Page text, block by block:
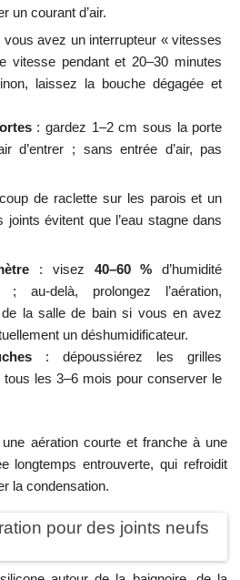
un courant d’air.
vous avez un interrupteur « vitesses
vitesse pendant et 20–30 minutes
laissez la bouche dégagée et
: gardez 1–2 cm sous la porte
d’entrer ; sans entrée d’air, pas
de raclette sur les parois et un
joints évitent que l’eau stagne dans
: visez 40–60 % d’humidité
au-delà, prolongez l’aération,
la salle de bain si vous en avez
un déshumidificateur.
: dépoussiérez les grilles
tous les 3–6 mois pour conserver le
aération courte et franche à une
longtemps entrouverte, qui refroidit
la condensation.
pour des joints neufs